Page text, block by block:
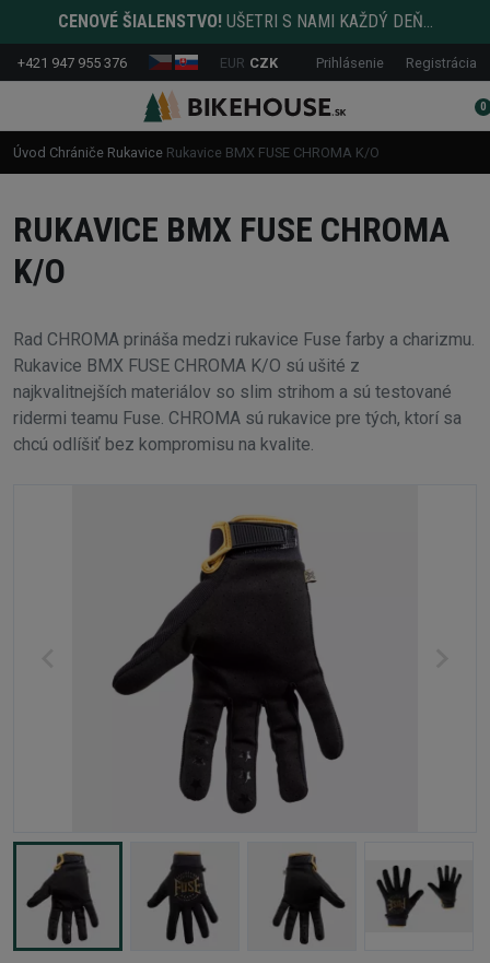
CENOVÉ ŠIALENSTVO! UŠETRI S NAMI KAŽDÝ DEŇ...
+421 947 955 376 EUR CZK Prihlásenie Registrácia
0
Úvod Chrániče Rukavice Rukavice BMX FUSE CHROMA K/O
RUKAVICE BMX FUSE CHROMA
K/O
Rad CHROMA prináša medzi rukavice Fuse farby a charizmu.
Rukavice BMX FUSE CHROMA K/O sú ušité z
najkvalitnejších materiálov so slim strihom a sú testované
ridermi teamu Fuse. CHROMA sú rukavice pre tých, ktorí sa
chcú odlíšiť bez kompromisu na kvalite.